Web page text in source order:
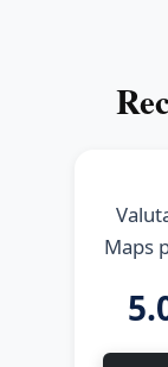
Maps